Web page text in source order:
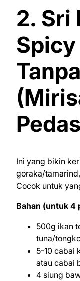
2. Sri
Ini yang bikin
goraka/
Cocok untuk
Bahan (untuk 4
500g ikan
tuna/
5-10 cabai
atau cabai
4 siung